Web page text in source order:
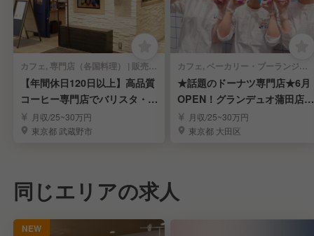
カフェ, 専門店（各国料理） | 販売スタッフ
【年間休日120日以上】高品質
コーヒー専門店でバリスタ・ス
タッフを募集
月収/25~30万円
東京都 武蔵野市
カフェ, ベーカリー・ブーランジェリー | 販売スタッフ
★話題のドーナツ専門店★6月
OPEN！グランデュオ蒲田店ス
タッフ募集
月収/25~30万円
東京都 大田区
同じエリアの求人
NEW